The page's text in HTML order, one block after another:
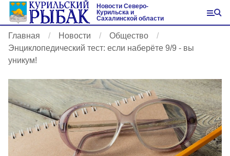
Новости Северо-
Курильска и
Сахалинской области
Главная Новости
Общество
Энциклопедический тест: если наберёте 9/9 - вы
уникум!